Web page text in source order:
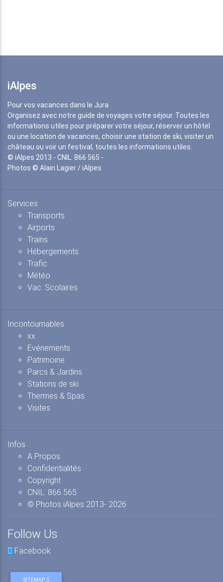
iAlpes
Pour vos vacances dans le Jura
Organisez avec notre guide de voyages votre séjour. Toutes les
informations utiles pour préparer votre séjour, réserver un hôtel
ou une location de vacances, choisir une station de ski, visiter un
château ou voir un festival, toutes les informations utiles.
© iAlpes 2013 - CNIL: 866 565 -
Photos © Alain Lagier / iAlpes
Services
Transports
Airports
Trains
Hébergements
Trafic
Météo
Vac. Scolaires
Incontournables
xx
Evénements
Patrimoine
Parcs & Jardins
Stations de ski
Thermes & Spas
Visites
Infos
A Propos
Confidentialités
Copyright
CNIL: 866 565
© Photos iAlpes 2013- 2026
Follow Us
Facebook
SITEMAP